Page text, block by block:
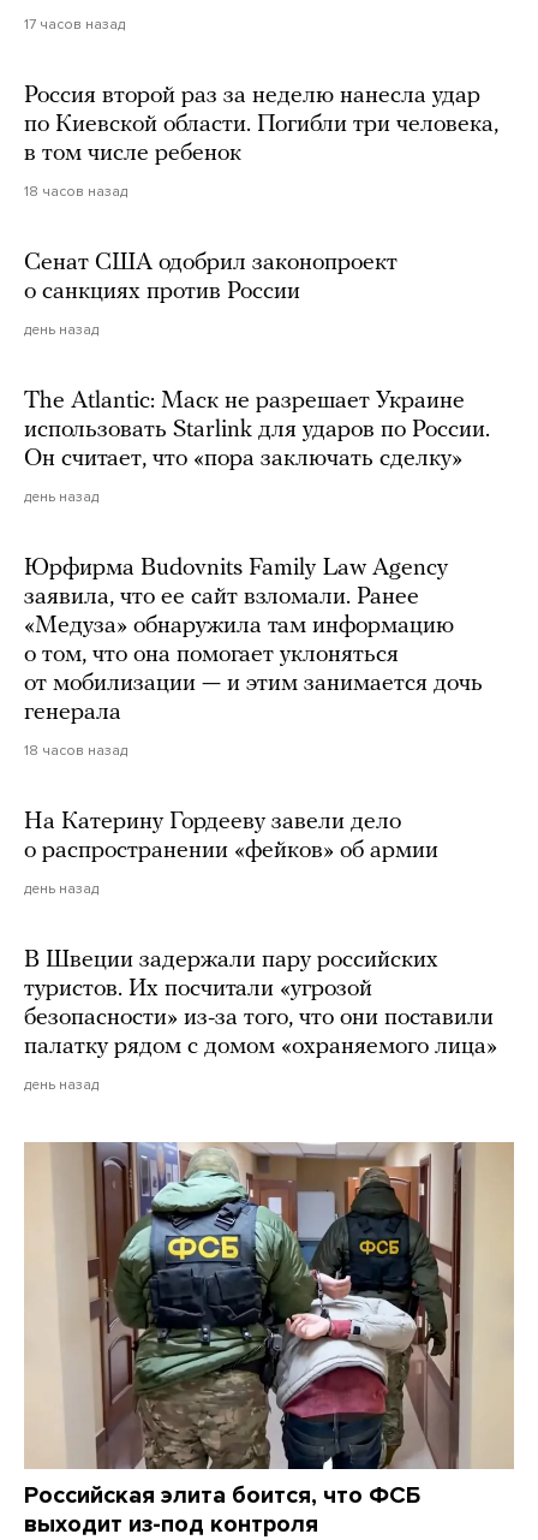
17 часов назад
Россия второй раз за неделю нанесла удар
по Киевской области. Погибли три человека,
в том числе ребенок
18 часов назад
Сенат США одобрил законопроект
о санкциях против России
день назад
The Atlantic: Маск не разрешает Украине
использовать Starlink для ударов по России.
Он считает, что «пора заключать сделку»
день назад
Юрфирма Budovnits Family Law Agency
заявила, что ее сайт взломали. Ранее
«Медуза» обнаружила там информацию
о том, что она помогает уклоняться
от мобилизации — и этим занимается дочь
генерала
18 часов назад
На Катерину Гордееву завели дело
о распространении «фейков» об армии
день назад
В Швеции задержали пару российских
туристов. Их посчитали «угрозой
безопасности» из-за того, что они поставили
палатку рядом с домом «охраняемого лица»
день назад
Российская элита боится, что ФСБ
выходит из-под контроля